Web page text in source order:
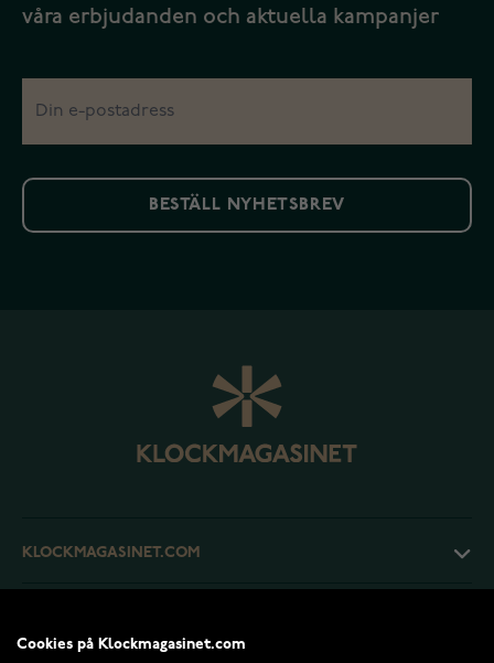
våra erbjudanden och aktuella kampanjer
BESTÄLL NYHETSBREV
KLOCKMAGASINET.COM
Cookies på Klockmagasinet.com